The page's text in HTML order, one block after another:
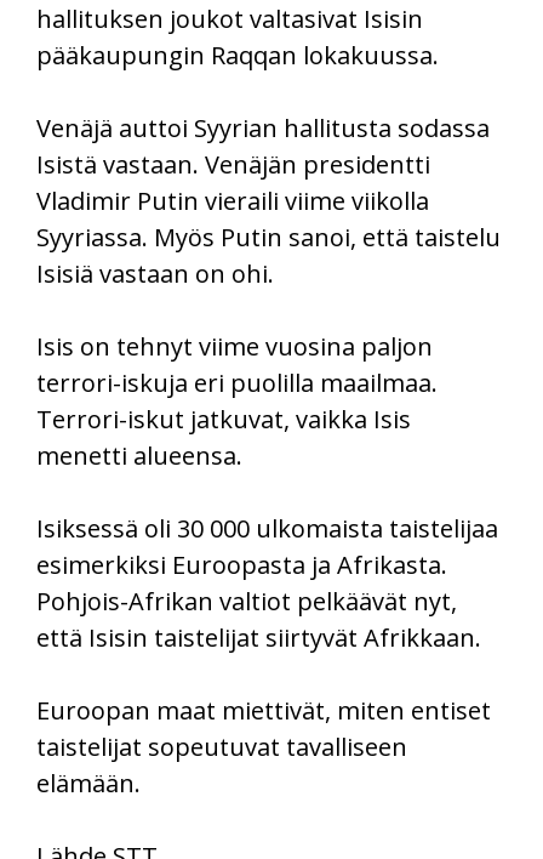
hallituksen joukot valtasivat Isisin
pääkaupungin Raqqan lokakuussa.
Venäjä auttoi Syyrian hallitusta sodassa
Isistä vastaan. Venäjän presidentti
Vladimir Putin vieraili viime viikolla
Syyriassa. Myös Putin sanoi, että taistelu
Isisiä vastaan on ohi.
Isis on tehnyt viime vuosina paljon
terrori-iskuja eri puolilla maailmaa.
Terrori-iskut jatkuvat, vaikka Isis
menetti alueensa.
Isiksessä oli 30 000 ulkomaista taistelijaa
esimerkiksi Euroopasta ja Afrikasta.
Pohjois-Afrikan valtiot pelkäävät nyt,
että Isisin taistelijat siirtyvät Afrikkaan.
Euroopan maat miettivät, miten entiset
taistelijat sopeutuvat tavalliseen
elämään.